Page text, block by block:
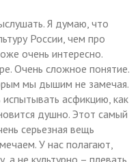
Я думаю, что
России, чем про
очень интересно.
Очень сложное понятие.
мы дышим не замечая.
асфикцию, как
душно. Этот самый
серьезная вещь
У нас полагают,
а не культурно – плевать